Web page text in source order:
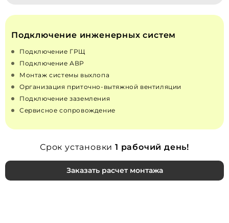
Подключение инженерных систем
Подключение ГРЩ
Подключение АВР
Монтаж системы выхлопа
Организация приточно‑вытяжной вентиляции
Подключение заземления
Сервисное сопровождение
Срок установки 1 рабочий день!
Заказать расчет монтажа